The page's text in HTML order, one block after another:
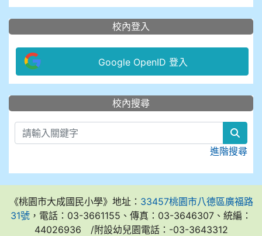
校內登入
Google OpenID 登入
::: 校內搜尋
進階搜尋
《桃園市大成國民小學》地址： 33457桃園市八德區廣福路
31號 ，電話：03-3661155、傳真：03-3646307、統編：
44026936 /附設幼兒園電話：-03-3643312